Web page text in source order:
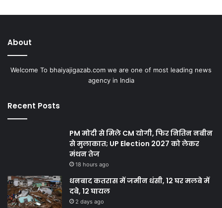
About
Welcome To bhaiyajigazab.com we are one of most leading news
agency in India
Recent Posts
PM मोदी से मिले CM योगी, फिर नितिन नबीन
से मुलाकात; UP Election 2027 को लेकर
मंथन तेज
18 hours ago
धनबाद कतरास में जमीन धंसी, 12 घर मलबे में
दबे, 12 घायल
2 days ago